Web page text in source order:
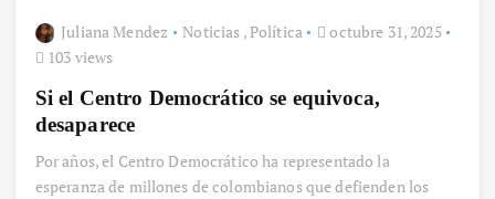
Juliana Mendez Noticias ,Política
octubre 31, 2025
103 views
Si el Centro Democrático se equivoca,
desaparece
Por años, el Centro Democrático ha representado la
esperanza de millones de colombianos que defienden los